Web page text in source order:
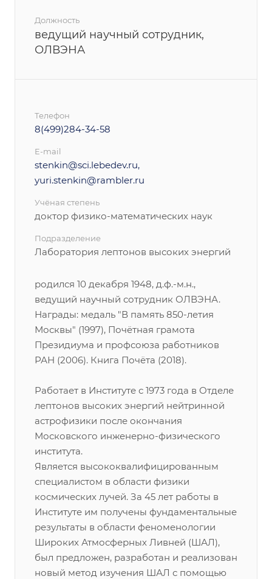
Должность
ведущий научный сотрудник,
ОЛВЭНА
Телефон
8(499)284-34-58
E-mail
stenkin@sci.lebedev.ru,
yuri.stenkin@rambler.ru
Учёная степень
доктор физико-математических наук
Подразделение
Лаборатория лептонов высоких энергий
родился 10 декабря 1948, д.ф.-м.н.,
ведущий научный сотрудник ОЛВЭНА.
Награды: медаль "В память 850-летия
Москвы" (1997), Почётная грамота
Президиума и профсоюза работников
РАН (2006). Книга Почёта (2018).
Работает в Институте с 1973 года в Отделе
лептонов высоких энергий нейтринной
астрофизики после окончания
Московского инженерно-физического
института.
Является высококвалифицированным
специалистом в области физики
космических лучей. За 45 лет работы в
Институте им получены фундаментальные
результаты в области феноменологии
Широких Атмосферных Ливней (ШАЛ),
был предложен, разработан и реализован
новый метод изучения ШАЛ с помощью